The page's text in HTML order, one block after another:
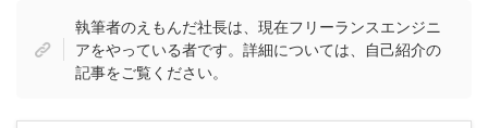
執筆者のえもんだ社長は、現在フリーランスエンジニ
アをやっている者です。詳細については、自己紹介の
記事をご覧ください。